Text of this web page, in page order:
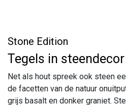
Stone Edition
Tegels in steendecor
Net als hout spreek ook steen
de facetten van de natuur
grijs basalt en donker graniet.